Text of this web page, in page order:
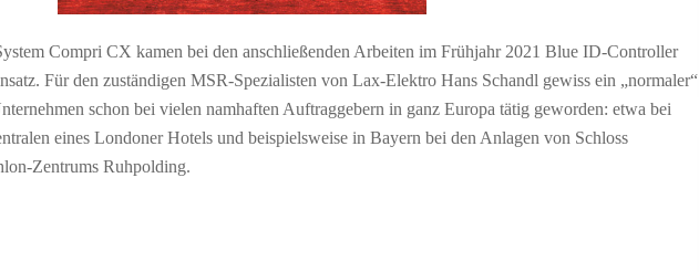
Compri CX kamen bei den anschließenden Arbeiten im Frühjahr 2021 Blue ID-Controller
Für den zuständigen MSR-Spezialisten von Lax-Elektro Hans Schandl gewiss ein „normaler“
schon bei vielen namhaften Auftraggebern in ganz Europa tätig geworden: etwa bei
eines Londoner Hotels und beispielsweise in Bayern bei den Anlagen von Schloss
Zentrums Ruhpolding.